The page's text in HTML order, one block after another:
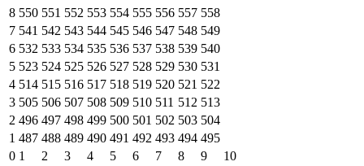
8 550 551 552 553 554 555 556 557 558
7 541 542 543 544 545 546 547 548 549
6 532 533 534 535 536 537 538 539 540
5 523 524 525 526 527 528 529 530 531
4 514 515 516 517 518 519 520 521 522
3 505 506 507 508 509 510 511 512 513
2 496 497 498 499 500 501 502 503 504
1 487 488 489 490 491 492 493 494 495
0 1 2 3 4 5 6 7 8 9
10